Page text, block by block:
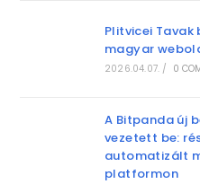
Plitvicei
magyar
2026.04.07. / 0
A Bitpanda új
vezetett be:
automatizált
platformon